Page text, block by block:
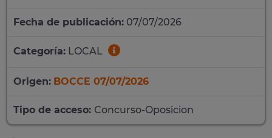
Fecha de publicación: 07/07/2026
Categoría: LOCAL
Origen: BOCCE 07/07/2026
Tipo de acceso: Concurso-Oposicion